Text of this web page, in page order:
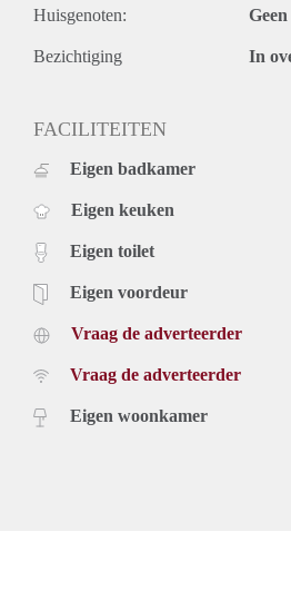
- Eenmalige servicekosten € 295,-
- Beschikbaar 01 september 2020.
laminaatvloer en keukenapparatuur.
ons opnemen.
Huisgenoten: Geen
Bezichtiging In
FACILITEITEN
Eigen badkamer
Eigen keuken
Eigen toilet
Eigen voordeur
Vraag de adverteerder
Vraag de adverteerder
Eigen woonkamer